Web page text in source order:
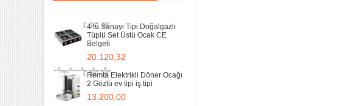
4 lü Sanayi Tipi Doğalgazlı
Tüplü Set Üstü Ocak CE
Belgeli
20.120,32
Remta Elektrikli Döner Ocağı
2 Gözlü ev tipi iş tipi
13.200,00